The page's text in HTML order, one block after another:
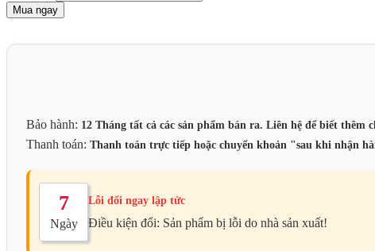
Mua ngay
Bảo hành: 12 Tháng tất cả các sản phẩm bán ra. Liên hệ để biết thêm
Thanh toán: Thanh toán trực tiếp hoặc chuyển khoản "sau khi nhận
7
Ngày
Lỗi đổi ngay lập tức
Điều kiện đổi: Sản phẩm bị lỗi do nhà sản xuất!